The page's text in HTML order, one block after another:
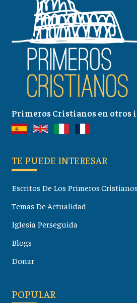
Primeros Cristianos en otros
TE PUEDE INTERESAR
Escritos De Los Primeros Cristianos
Temas De Actualidad
Iglesia Perseguida
Blogs
Donar
POPULAR